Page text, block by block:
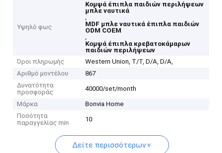
Υψηλό φως
Κομψά έπιπλα παιδιών περιλήψεων
μπλε ναυτικά
,
MDF μπλε ναυτικά έπιπλα παιδιών
ODM COEM
,
Κομψά έπιπλα κρεβατοκάμαρων
παιδιών περιλήψεων
Όροι πληρωμής
Western Union, T/T, D/A, D/A,
Αριθμό μοντέλου
867
Δυνατότητα
προσφοράς
40000/set/month
Μάρκα
Bonvia Home
Ποσότητα
παραγγελίας min
10
Δείτε περισσότερων